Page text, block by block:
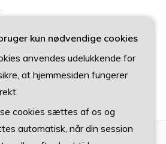
kun nødvendige cookies
anvendes udelukkende for
at hjemmesiden fungerer
cookies sættes af os og
automatisk, når din session